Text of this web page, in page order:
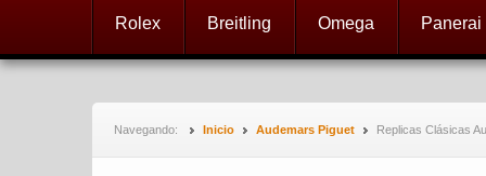
Rolex Breitling Omega Panerai
Navegando: Inicio Audemars Piguet Replicas Clásicas